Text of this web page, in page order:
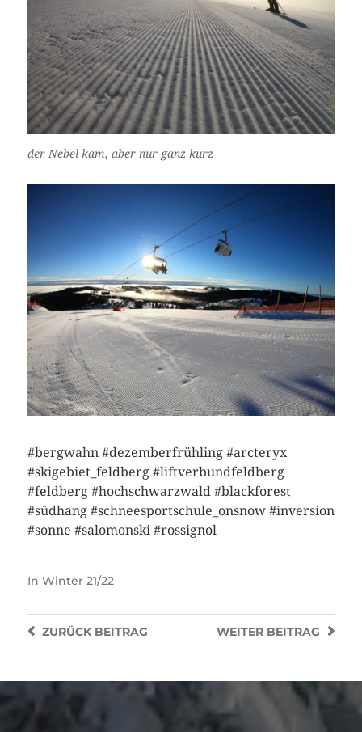
der Nebel kam, aber nur ganz kurz
#bergwahn #dezemberfrühling #arcteryx
#skigebiet_feldberg #liftverbundfeldberg
#feldberg #hochschwarzwald #blackforest
#südhang #schneesportschule_onsnow #inversion
#sonne #salomonski #rossignol
In Winter 21/22
WEITER BEITRAG
ZURÜCKBEITRAG